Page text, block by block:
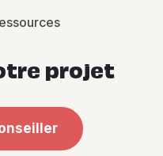
projet